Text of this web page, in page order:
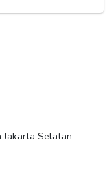
Jakarta Selatan